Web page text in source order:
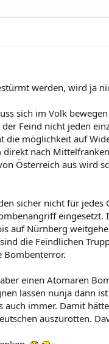
werden, wird ja
sich im Volk
der Feind nicht jeden
die möglichkeit auf
direkt nach
Österreich aus wird
sicher nicht für jedes
eingesetzt.
auf Nürnberg
die Feindlichen
Bombenterror.
einen Atomaren
lassen nunja dann
auch immer. Damit
auszurotten.